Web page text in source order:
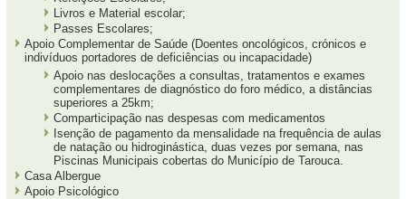
Livros e Material escolar;
Passes Escolares;
Apoio Complementar de Saúde (Doentes oncológicos, crónicos e
indivíduos portadores de deficiências ou incapacidade)
Apoio nas deslocações a consultas, tratamentos e exames
complementares de diagnóstico do foro médico, a distâncias
superiores a 25km;
Comparticipação nas despesas com medicamentos
Isenção de pagamento da mensalidade na frequência de aulas
de natação ou hidroginástica, duas vezes por semana, nas
Piscinas Municipais cobertas do Município de Tarouca.
Casa Albergue
Apoio Psicológico